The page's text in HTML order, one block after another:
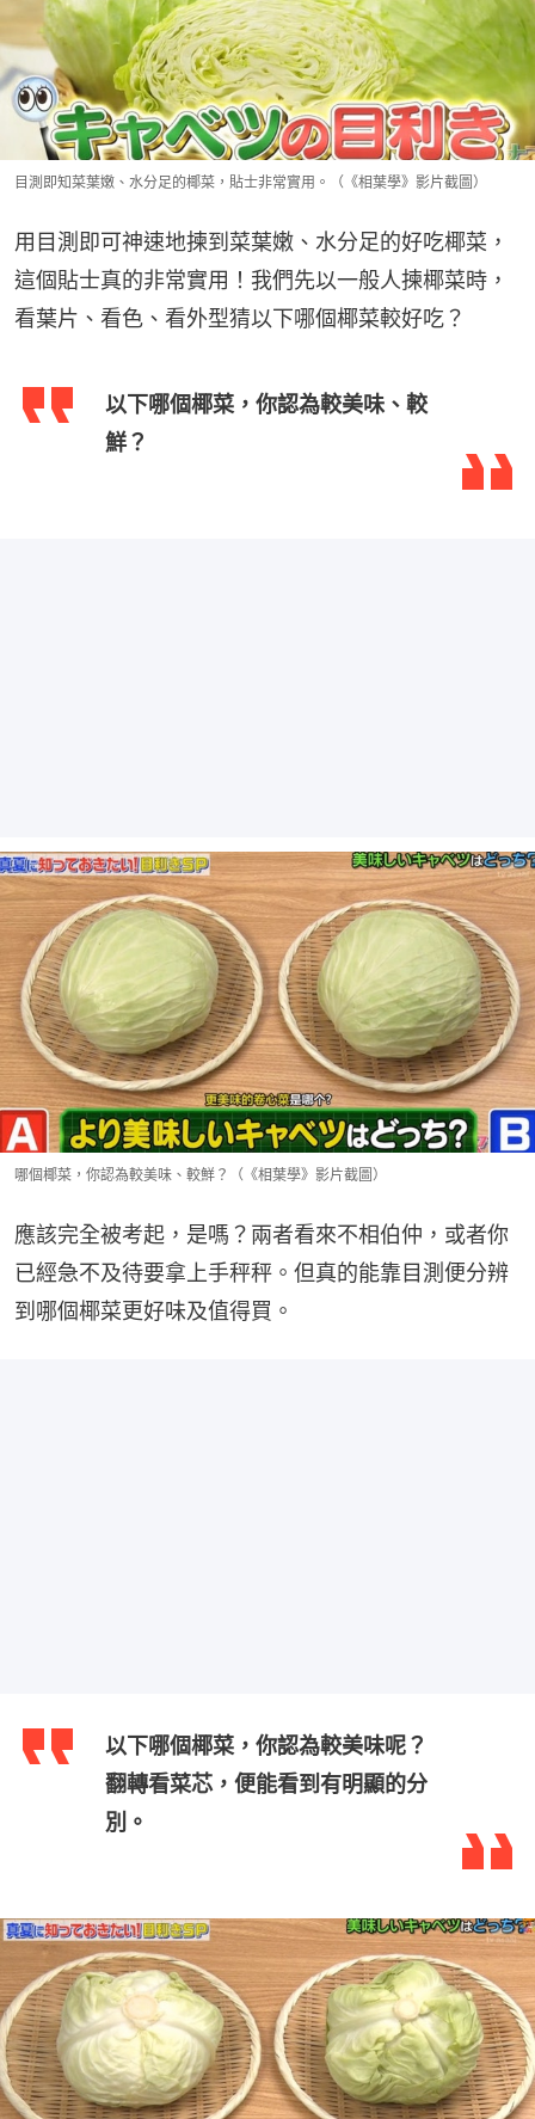
目測即知菜葉嫩、水分足的椰菜，貼士非常實用。（《相葉學》影片截圖）
用目測即可神速地揀到菜葉嫩、水分足的好吃椰菜，
這個貼士真的非常實用！我們先以一般人揀椰菜時，
看葉片、看色、看外型猜以下哪個椰菜較好吃？
以下哪個椰菜，你認為較美味、較
鮮？
哪個椰菜，你認為較美味、較鮮？（《相葉學》影片截圖）
應該完全被考起，是嗎？兩者看來不相伯仲，或者你
已經急不及待要拿上手秤秤。但真的能靠目測便分辨
到哪個椰菜更好味及值得買。
以下哪個椰菜，你認為較美味呢？
翻轉看菜芯，便能看到有明顯的分
別。